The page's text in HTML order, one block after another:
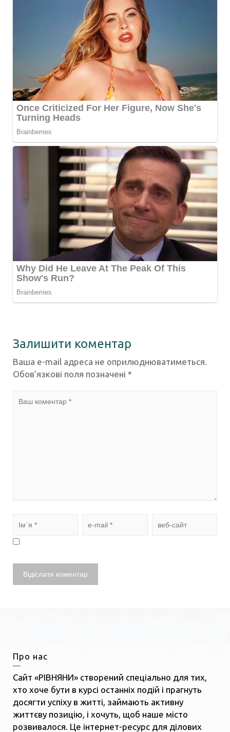
Залишити коментар
Ваша e-mail адреса не оприлюднюватиметься.
Обов’язкові поля позначені *
Про нас
Сайт «РІВНЯНИ» створений спеціально для тих,
хто хоче бути в курсі останніх подій і прагнуть
досягти успіху в житті, займають активну
життєву позицію, і хочуть, щоб наше місто
розвивалося. Це інтернет-ресурс для ділових